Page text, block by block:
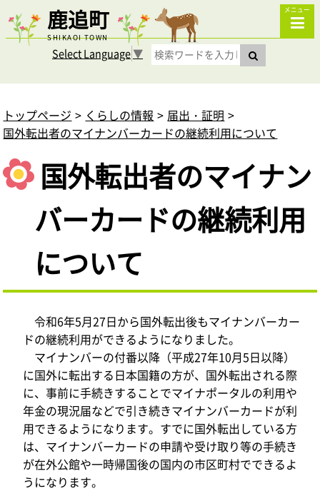
鹿追町
SHIKAOI TOWN
メニュー
Select Language▼
トップページ くらしの情報
届出・証明
国外転出者のマイナンバーカードの継続利用について
国外転出者のマイナン
バーカードの継続利用
について
令和6年5月27日から国外転出後もマイナンバーカー
ドの継続利用ができるようになりました。
マイナンバーの付番以降（平成27年10月5日以降）
に国外に転出する日本国籍の方が、国外転出される際
に、事前に手続きすることでマイナポータルの利用や
年金の現況届などで引き続きマイナンバーカードが利
用できるようになります。すでに国外転出している方
は、マイナンバーカードの申請や受け取り等の手続き
が在外公館や一時帰国後の国内の市区町村でできるよ
うになります。